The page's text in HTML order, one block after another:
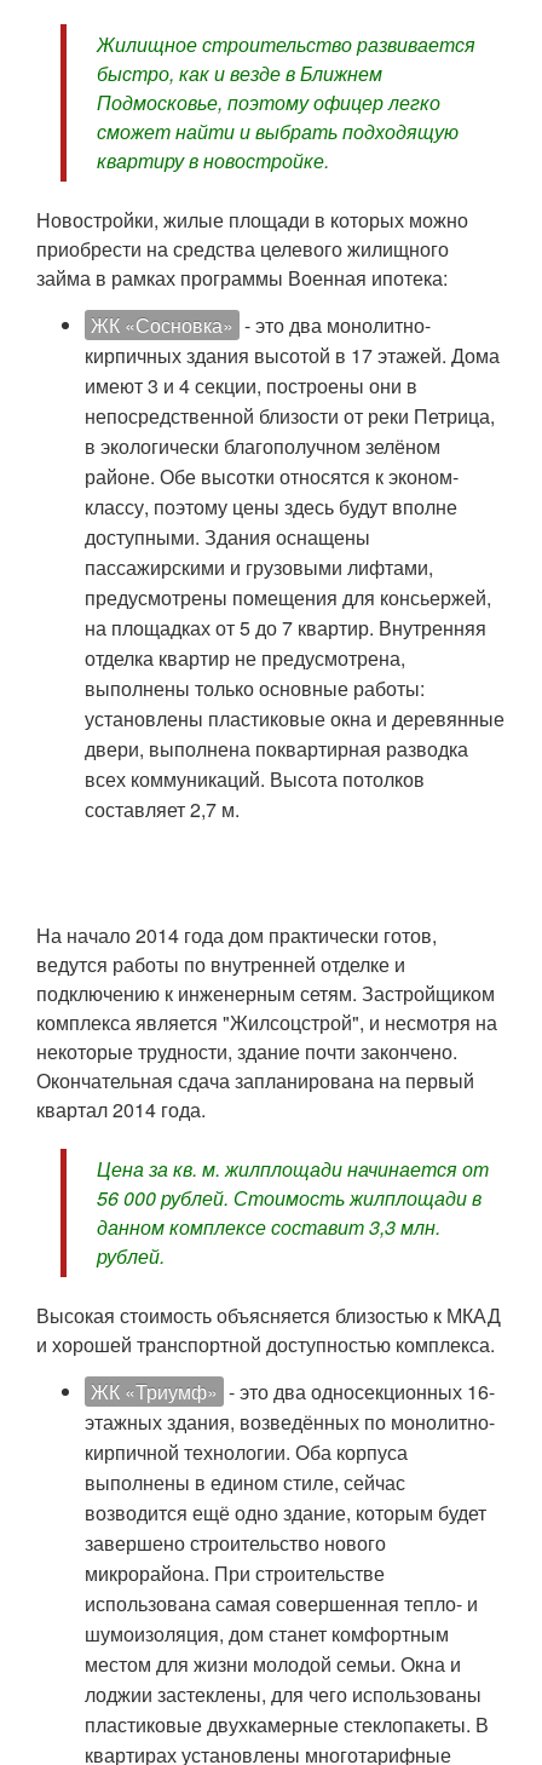
Жилищное строительство развивается
быстро, как и везде в Ближнем
Подмосковье, поэтому офицер легко
сможет найти и выбрать подходящую
квартиру в новостройке.
Новостройки, жилые площади в которых можно
приобрести на средства целевого жилищного
займа в рамках программы Военная ипотека:
ЖК «Сосновка» - это два монолитно-
кирпичных здания высотой в 17 этажей. Дома
имеют 3 и 4 секции, построены они в
непосредственной близости от реки Петрица,
в экологически благополучном зелёном
районе. Обе высотки относятся к эконом-
классу, поэтому цены здесь будут вполне
доступными. Здания оснащены
пассажирскими и грузовыми лифтами,
предусмотрены помещения для консьержей,
на площадках от 5 до 7 квартир. Внутренняя
отделка квартир не предусмотрена,
выполнены только основные работы:
установлены пластиковые окна и деревянные
двери, выполнена поквартирная разводка
всех коммуникаций. Высота потолков
составляет 2,7 м.
На начало 2014 года дом практически готов,
ведутся работы по внутренней отделке и
подключению к инженерным сетям. Застройщиком
комплекса является "Жилсоцстрой", и несмотря на
некоторые трудности, здание почти закончено.
Окончательная сдача запланирована на первый
квартал 2014 года.
Цена за кв. м. жилплощади начинается от
56 000 рублей. Стоимость жилплощади в
данном комплексе составит 3,3 млн.
рублей.
Высокая стоимость объясняется близостью к МКАД
и хорошей транспортной доступностью комплекса.
ЖК «Триумф» - это два односекционных 16-
этажных здания, возведённых по монолитно-
кирпичной технологии. Оба корпуса
выполнены в едином стиле, сейчас
возводится ещё одно здание, которым будет
завершено строительство нового
микрорайона. При строительстве
использована самая совершенная тепло- и
шумоизоляция, дом станет комфортным
местом для жизни молодой семьи. Окна и
лоджии застеклены, для чего использованы
пластиковые двухкамерные стеклопакеты. В
квартирах установлены многотарифные